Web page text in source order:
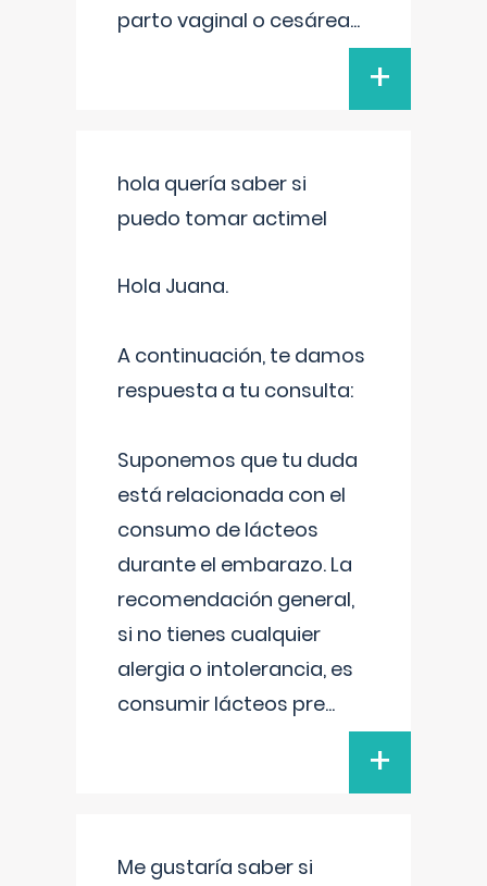
parto vaginal o cesárea...
+
hola quería saber si
puedo tomar actimel
Hola Juana.
A continuación, te damos
respuesta a tu consulta:
Suponemos que tu duda
está relacionada con el
consumo de lácteos
durante el embarazo. La
recomendación general,
si no tienes cualquier
alergia o intolerancia, es
consumir lácteos pre...
+
Me gustaría saber si